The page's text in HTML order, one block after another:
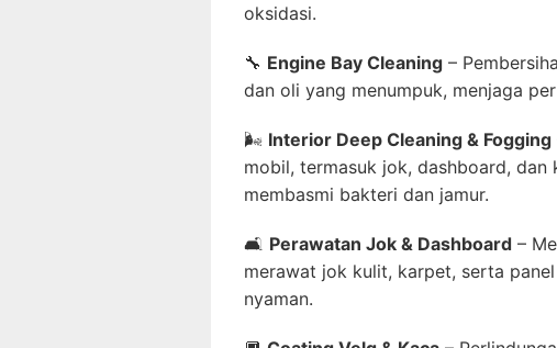
oksidasi.
🔧 Engine Bay Cleaning –
dan oli yang menumpuk, menjaga
🌬 Interior Deep Cleaning & Fogging
mobil, termasuk jok, dashboard,
membasmi bakteri dan jamur.
🛋 Perawatan Jok & Dashboard –
merawat jok kulit, karpet, serta
nyaman.